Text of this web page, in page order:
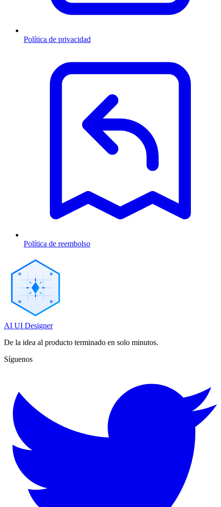
Política de privacidad
Política de reembolso
AI UI Designer
De la idea al producto terminado en solo minutos.
Síguenos